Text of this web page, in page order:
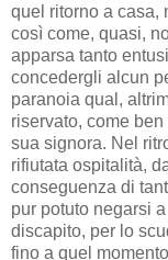
quel ritorno a casa,
così come, quasi,
apparsa tanto
concedergli alcun
paranoia qual,
riservato, come
sua signora. Nel
rifiutata ospitalità,
conseguenza di
pur potuto negarsi
discapito, per lo
fino a quel